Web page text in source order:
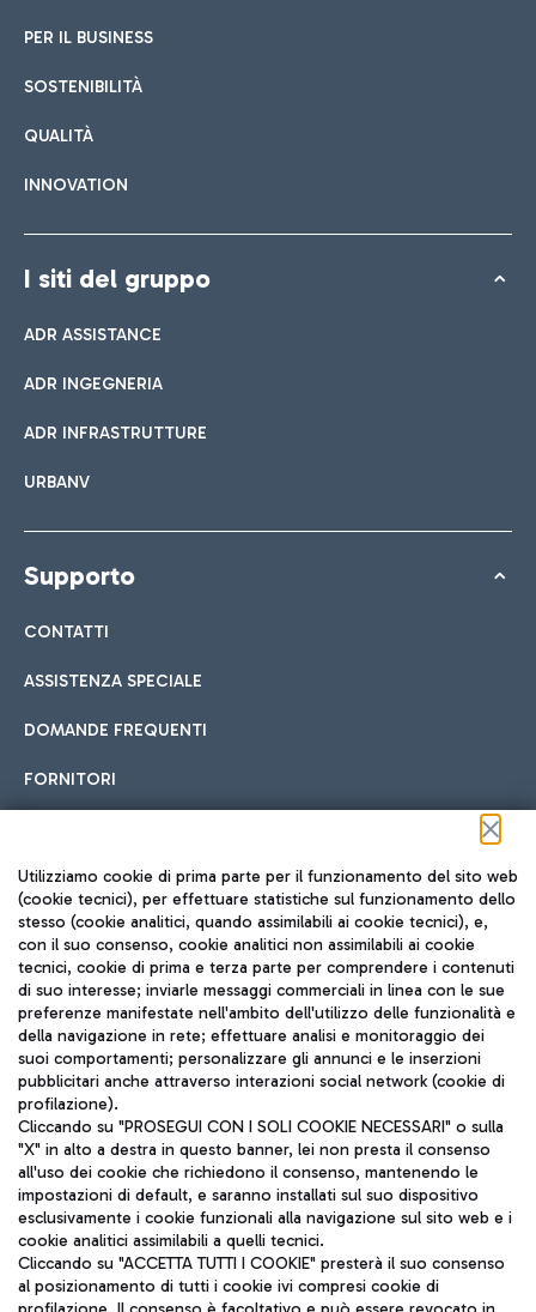
PER IL BUSINESS
SOSTENIBILITÀ
QUALITÀ
INNOVATION
I siti del gruppo
ADR ASSISTANCE
ADR INGEGNERIA
ADR INFRASTRUTTURE
URBANV
Supporto
CONTATTI
ASSISTENZA SPECIALE
DOMANDE FREQUENTI
FORNITORI
Seguici sui social
TRAVEL JOURNAL
ITA
Aeroporti di Roma S.p.A. - Società soggetta a direzione e
coordinamento di Mundys S.p.A.
Codice fiscale e Registro delle Imprese di Roma 13032990155 P.
Utilizziamo cookie di prima parte per il funzionamento del sito web
(cookie tecnici), per effettuare statistiche sul funzionamento dello
stesso (cookie analitici, quando assimilabili ai cookie tecnici), e,
con il suo consenso, cookie analitici non assimilabili ai cookie
tecnici, cookie di prima e terza parte per comprendere i contenuti
di suo interesse; inviarle messaggi commerciali in linea con le sue
preferenze manifestate nell'ambito dell'utilizzo delle funzionalità e
della navigazione in rete; effettuare analisi e monitoraggio dei
suoi comportamenti; personalizzare gli annunci e le inserzioni
pubblicitari anche attraverso interazioni social network (cookie di
profilazione).
Cliccando su "PROSEGUI CON I SOLI COOKIE NECESSARI" o sulla
"X" in alto a destra in questo banner, lei non presta il consenso
all'uso dei cookie che richiedono il consenso, mantenendo le
impostazioni di default, e saranno installati sul suo dispositivo
esclusivamente i cookie funzionali alla navigazione sul sito web e i
cookie analitici assimilabili a quelli tecnici.
Cliccando su "ACCETTA TUTTI I COOKIE" presterà il suo consenso
al posizionamento di tutti i cookie ivi compresi cookie di